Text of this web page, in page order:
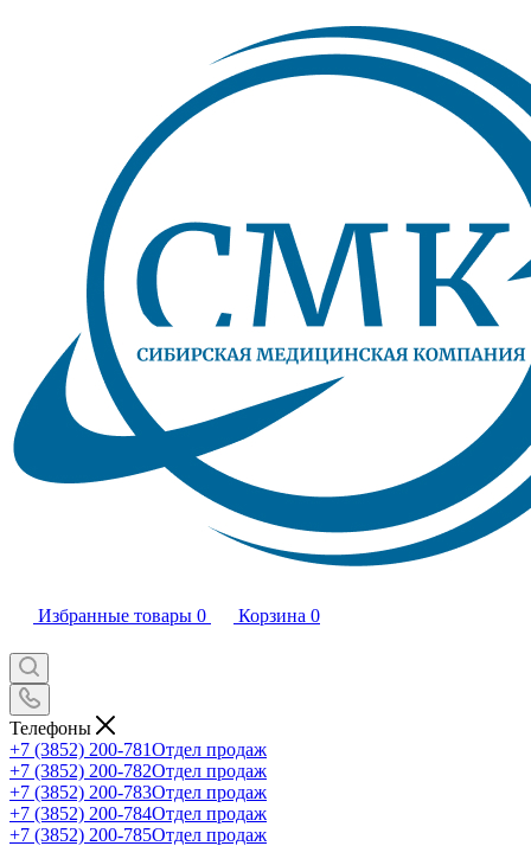
Избранные товары 0 Корзина 0
Телефоны
+7 (3852) 200-781Отдел продаж
+7 (3852) 200-782Отдел продаж
+7 (3852) 200-783Отдел продаж
+7 (3852) 200-784Отдел продаж
+7 (3852) 200-785Отдел продаж